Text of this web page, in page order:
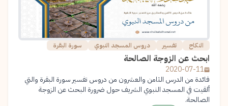
النكاح تفسير دروس المسجد النبوي سورة البقرة
ابحث عن الزوجة الصالحة
2020-07-11
فائدة من الدرس الثامن والعشرون من دروس تفسير سورة البقرة والتي
ألقيت في المسجد النبوي الشريف حول ضرورة البحث عن الزوجة
الصالحة.